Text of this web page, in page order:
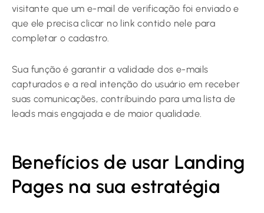
visitante que um e-mail de verificação foi enviado e
que ele precisa clicar no link contido nele para
completar o cadastro.
Sua função é garantir a validade dos e-mails
capturados e a real intenção do usuário em receber
suas comunicações, contribuindo para uma lista de
leads mais engajada e de maior qualidade.
Benefícios de usar Landing
Pages na sua estratégia